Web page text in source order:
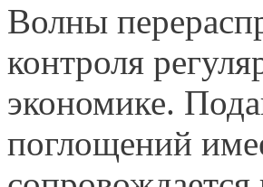
Волны
контроля
экономике.
поглощений